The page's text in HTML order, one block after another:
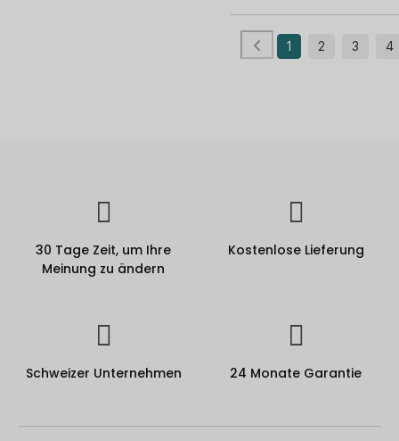
1 2 3 4
30 Tage Zeit, um Ihre
Meinung zu ändern
Kostenlose Lieferung
Schweizer Unternehmen 24 Monate Garantie